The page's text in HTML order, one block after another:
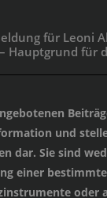
für Leoni
– Hauptgrund für
und
dar. Sie sind
einer
oder